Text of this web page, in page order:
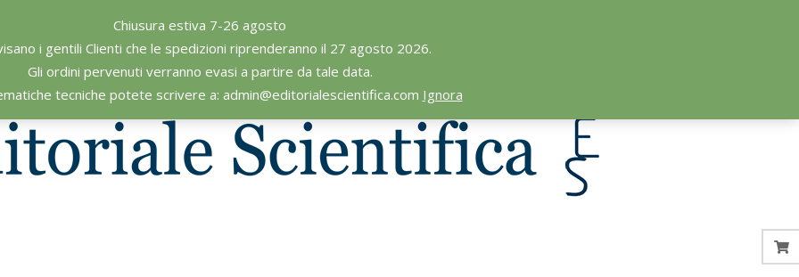
Chiusura estiva 7-26 agosto
i gentili Clienti che le spedizioni riprenderanno il 27 agosto 2026.
Gli ordini pervenuti verranno evasi a partire da tale data.
tecniche potete scrivere a: admin@editorialescientifica.com Ignora